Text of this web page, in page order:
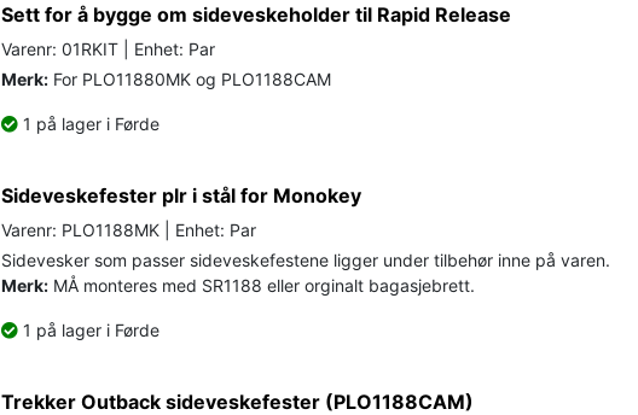
Sett for å bygge om sideveskeholder til Rapid Release
Varenr: 01RKIT | Enhet: Par
Merk: For PLO11880MK og PLO1188CAM
1 på lager i Førde
Sideveskefester plr i stål for Monokey
Varenr: PLO1188MK | Enhet: Par
Sidevesker som passer sideveskefestene ligger under tilbehør inne på varen.
Merk: MÅ monteres med SR1188 eller orginalt bagasjebrett.
1 på lager i Førde
Trekker Outback sideveskefester (PLO1188CAM)